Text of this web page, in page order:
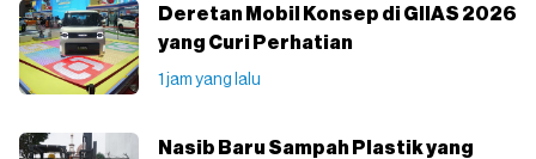
Deretan Mobil Konsep di GIIAS 2026
yang Curi Perhatian
1 jam yang lalu
Nasib Baru Sampah Plastik yang